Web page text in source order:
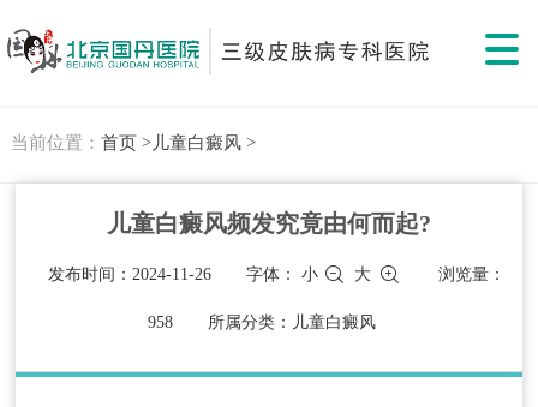
当前位置： 首页 >儿童白癜风 >
儿童白癜风频发究竟由何而起?
发布时间：2024-11-26 字体：小 大 浏览量：
958 所属分类：儿童白癜风